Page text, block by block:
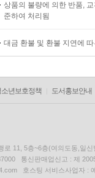
상품의 불량에 의한 반품,
준하여 처리됨
대금 환불 및 환불 지연에
소년보호정책 도서홍보안내
로 11, 5층~6층(여의도동,일신
통신판매업신고 : 제
호스팅 서비스사업자 :